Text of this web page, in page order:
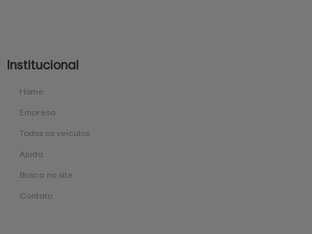
Institucional
Home
Empresa
Todos os veículos
Ajuda
Busca no site
Contato